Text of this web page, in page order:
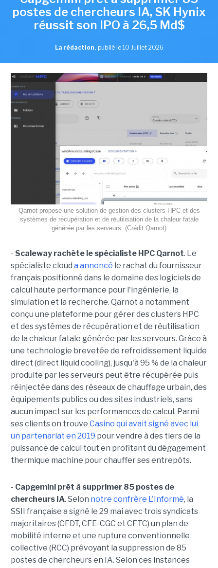
postes de chercheurs IA, SK Hynix
réussit son IPO à 26,5 Md$
La rédaction , publié le 10 Juillet 2026
Qarnot propose une solution de gestion des clusters HPC et des
systèmes de récupération et de réutilisation de la chaleur fatale
générée par les serveurs. (Crédit Qarnot)
- Scaleway rachète le spécialiste HPC Qarnot. Le
spécialiste cloud a annoncé le rachat du fournisseur
français positionné dans le domaine des logiciels de
calcul haute performance pour l'ingénierie, la
simulation et la recherche. Qarnot a notamment
conçu une plateforme pour gérer des clusters HPC
et des systèmes de récupération et de réutilisation
de la chaleur fatale générée par les serveurs. Grâce à
une technologie brevetée de refroidissement liquide
direct (direct liquid cooling), jusqu'à 95 % de la chaleur
produite par les serveurs peut être récupérée puis
réinjectée dans des réseaux de chauffage urbain, des
équipements publics ou des sites industriels, sans
aucun impact sur les performances de calcul. Parmi
ses clients on trouve Casino qui avait signé avec lui
un partenariat en 2019 pour vendre à des tiers de la
puissance de calcul tout en profitant du dégagement
thermique machine pour chauffer ses entrepôts.
- Capgemini prêt à supprimer 85 postes de
chercheurs IA. Selon notre confrère L'Informé, la
SSII française a signé le 29 mai avec trois syndicats
majoritaires (CFDT, CFE-CGC et CFTC) un plan de
mobilité interne et une rupture conventionnelle
collective (RCC) prévoyant la suppression de 85
postes de chercheurs en IA. Selon ces instances